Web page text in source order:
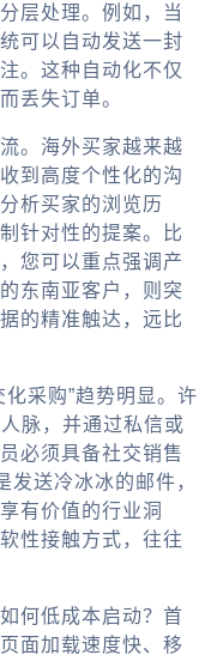
层处理。例如，当
可以自动发送一封
。这种自动化不仅
丢失订单。
。海外买家越来越
到高度个性化的沟
析买家的浏览历
针对性的提案。比
您可以重点强调产
东南亚客户，则突
的精准触达，远比
采购”趋势明显。许
脉，并通过私信或
必须具备社交销售
送冷冰冰的邮件，
有价值的行业洞
性接触方式，往往
何低成本启动？首
面加载速度快、移